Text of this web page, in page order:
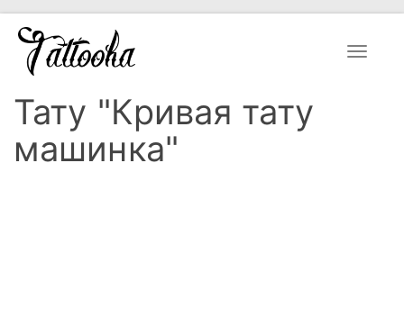
Toggle
Тату "Кривая тату
машинка"